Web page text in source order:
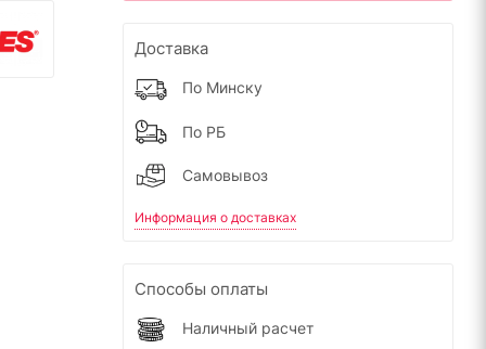
Доставка
По Минску
По РБ
Самовывоз
Информация о доставках
Способы оплаты
Наличный расчет